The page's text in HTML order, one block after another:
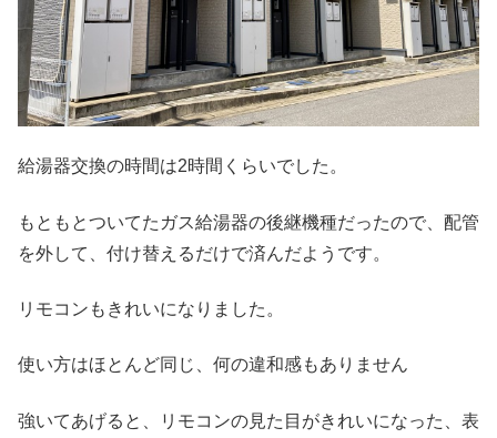
給湯器交換の時間は2時間くらいでした。
もともとついてたガス給湯器の後継機種だったので、配管
を外して、付け替えるだけで済んだようです。
リモコンもきれいになりました。
使い方はほとんど同じ、何の違和感もありません
強いてあげると、リモコンの見た目がきれいになった、表